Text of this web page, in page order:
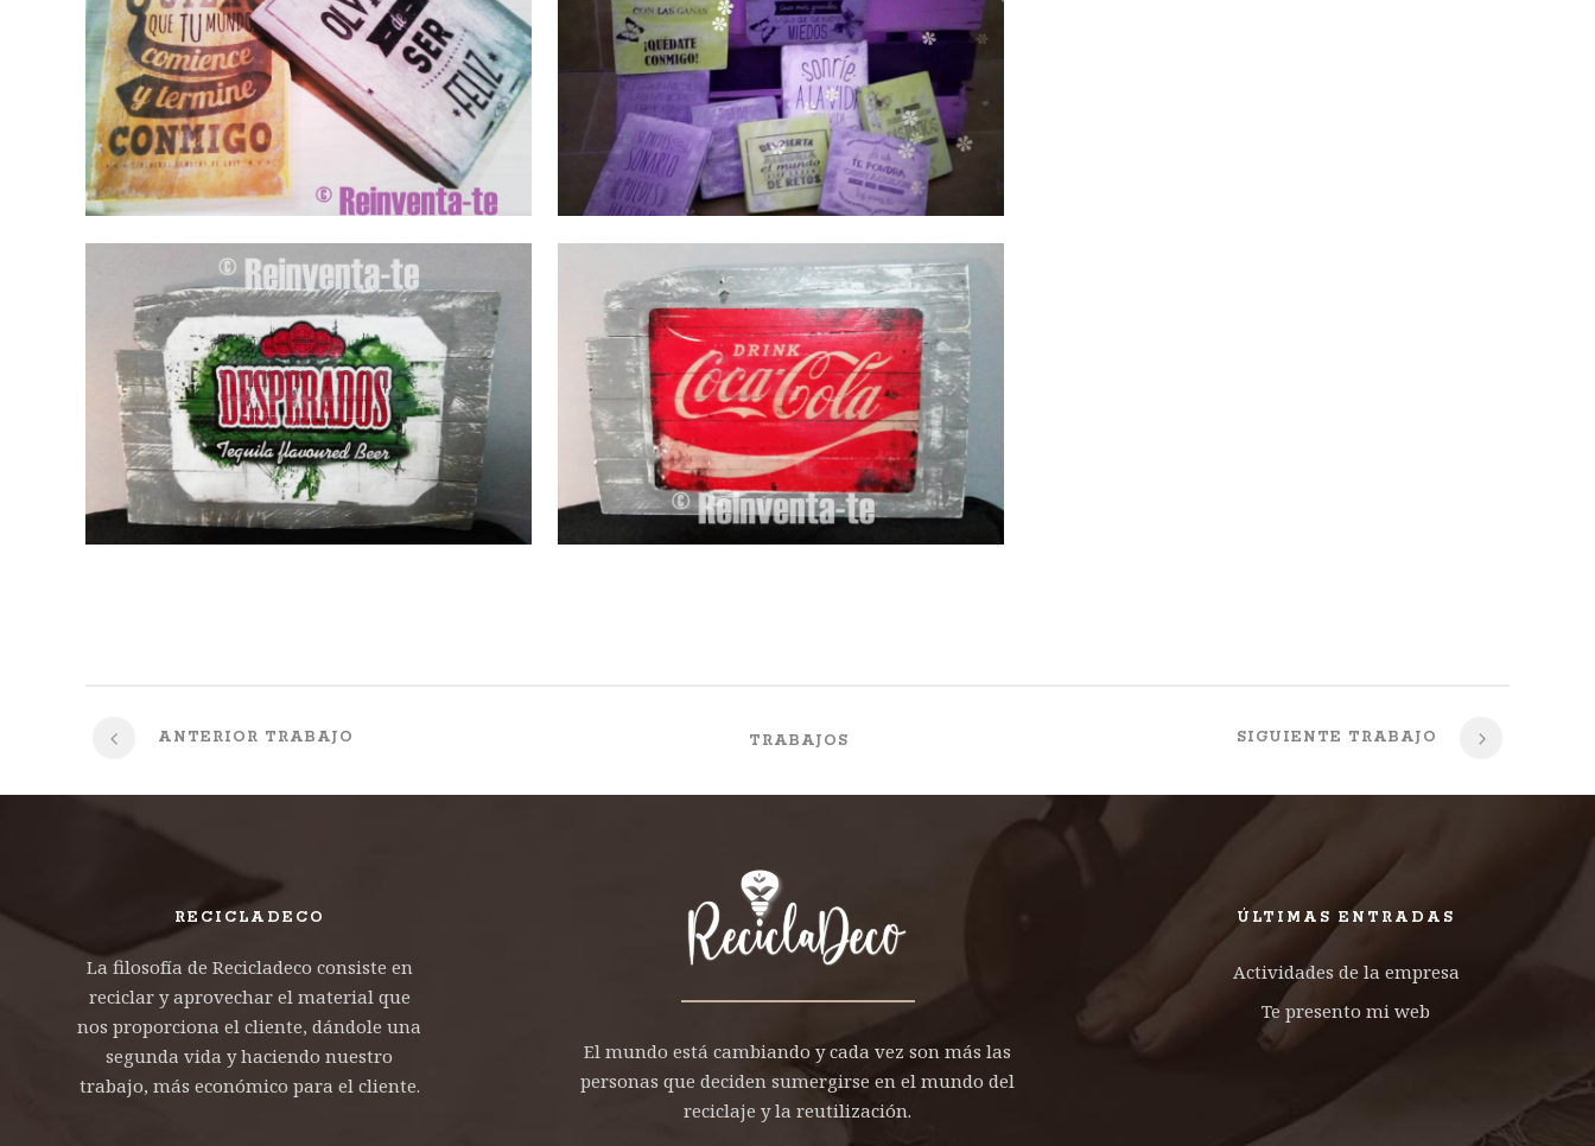
ANTERIOR TRABAJO TRABAJOS SIGUIENTE TRABAJO
RECICLADECO
La filosofía de Recicladeco consiste en
reciclar y aprovechar el material que
nos proporciona el cliente, dándole una
segunda vida y haciendo nuestro
trabajo, más económico para el cliente.
El mundo está cambiando y cada vez son más las
personas que deciden sumergirse en el mundo del
reciclaje y la reutilización.
ÚLTIMAS ENTRADAS
Actividades de la empresa
Te presento mi web